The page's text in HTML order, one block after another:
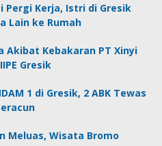
Pergi Kerja, Istri di Gresik
Lain ke Rumah
Akibat Kebakaran PT Xinyi
Gresik
1 di Gresik, 2 ABK Tewas
Meluas, Wisata Bromo